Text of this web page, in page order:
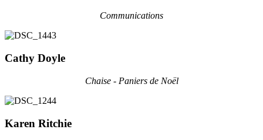
Communications
Cathy Doyle
Chaise - Paniers de Noël
Karen Ritchie